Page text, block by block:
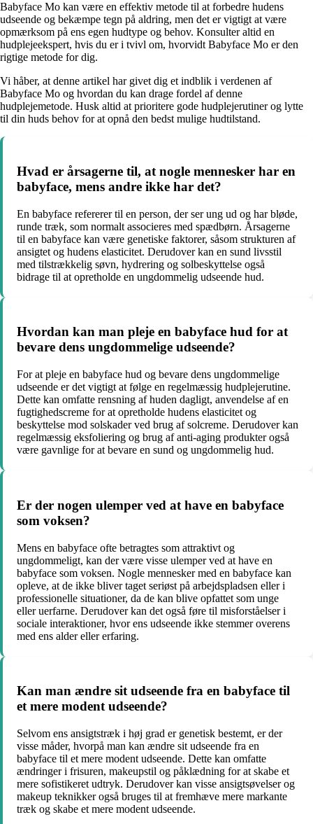
Babyface Mo kan være en effektiv metode til at forbedre hudens
udseende og bekæmpe tegn på aldring, men det er vigtigt at være
opmærksom på ens egen hudtype og behov. Konsulter altid en
hudplejeekspert, hvis du er i tvivl om, hvorvidt Babyface Mo er den
rigtige metode for dig.
Vi håber, at denne artikel har givet dig et indblik i verdenen af
Babyface Mo og hvordan du kan drage fordel af denne
hudplejemetode. Husk altid at prioritere gode hudplejerutiner og lytte
til din huds behov for at opnå den bedst mulige hudtilstand.
Hvad er årsagerne til, at nogle mennesker har en
babyface, mens andre ikke har det?
En babyface refererer til en person, der ser ung ud og har bløde,
runde træk, som normalt associeres med spædbørn. Årsagerne
til en babyface kan være genetiske faktorer, såsom strukturen af
ansigtet og hudens elasticitet. Derudover kan en sund livsstil
med tilstrækkelig søvn, hydrering og solbeskyttelse også
bidrage til at opretholde en ungdommelig udseende hud.
Hvordan kan man pleje en babyface hud for at
bevare dens ungdommelige udseende?
For at pleje en babyface hud og bevare dens ungdommelige
udseende er det vigtigt at følge en regelmæssig hudplejerutine.
Dette kan omfatte rensning af huden dagligt, anvendelse af en
fugtighedscreme for at opretholde hudens elasticitet og
beskyttelse mod solskader ved brug af solcreme. Derudover kan
regelmæssig eksfoliering og brug af anti-aging produkter også
være gavnlige for at bevare en sund og ungdommelig hud.
Er der nogen ulemper ved at have en babyface
som voksen?
Mens en babyface ofte betragtes som attraktivt og
ungdommeligt, kan der være visse ulemper ved at have en
babyface som voksen. Nogle mennesker med en babyface kan
opleve, at de ikke bliver taget seriøst på arbejdspladsen eller i
professionelle situationer, da de kan blive opfattet som unge
eller uerfarne. Derudover kan det også føre til misforståelser i
sociale interaktioner, hvor ens udseende ikke stemmer overens
med ens alder eller erfaring.
Kan man ændre sit udseende fra en babyface til
et mere modent udseende?
Selvom ens ansigtstræk i høj grad er genetisk bestemt, er der
visse måder, hvorpå man kan ændre sit udseende fra en
babyface til et mere modent udseende. Dette kan omfatte
ændringer i frisuren, makeupstil og påklædning for at skabe et
mere sofistikeret udtryk. Derudover kan visse ansigtsøvelser og
makeup teknikker også bruges til at fremhæve mere markante
træk og skabe et mere modent udseende.